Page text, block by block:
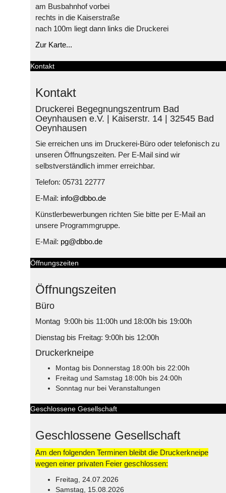
am Busbahnhof vorbei
rechts in die Kaiserstraße
nach 100m liegt dann links die Druckerei
Zur Karte...
Kontakt
Kontakt
Druckerei Begegnungszentrum Bad
Oeynhausen e.V. | Kaiserstr. 14 | 32545 Bad
Oeynhausen
Sie erreichen uns im Druckerei-Büro oder telefonisch zu
unseren Öffnungszeiten. Per E-Mail sind wir
selbstverständlich immer erreichbar.
Telefon: 05731 22777
E-Mail: info@dbbo.de
Künstlerbewerbungen richten Sie bitte per E-Mail an
unsere Programmgruppe.
E-Mail: pg@dbbo.de
Öffnungszeiten
Öffnungszeiten
Büro
Montag 9:00h bis 11:00h und 18:00h bis 19:00h
Dienstag bis Freitag: 9:00h bis 12:00h
Druckerkneipe
Montag bis Donnerstag 18:00h bis 22:00h
Freitag und Samstag 18:00h bis 24:00h
Sonntag nur bei Veranstaltungen
Geschlossene Gesellschaft
Geschlossene Gesellschaft
Am den folgenden Terminen bleibt die Druckerkneipe
wegen einer privaten Feier geschlossen:
Freitag, 24.07.2026
Samstag, 15.08.2026